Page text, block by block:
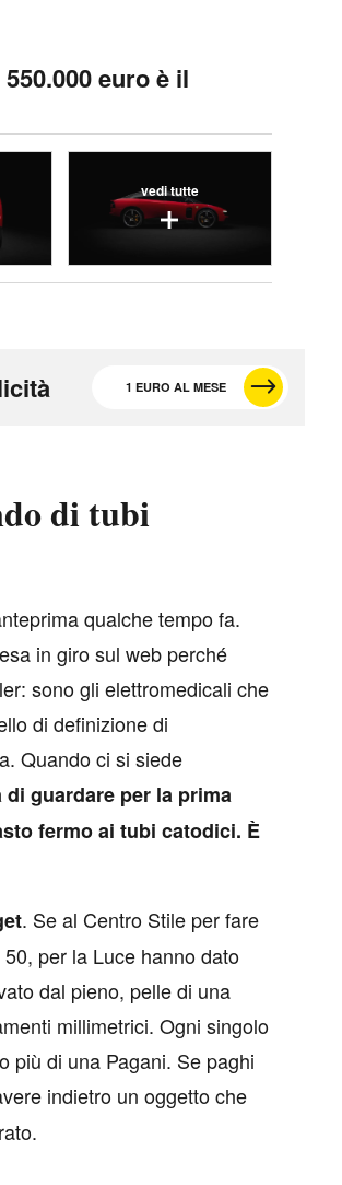
euro è il
vedi tutte
1 EURO AL MESE
di tubi
qualche tempo fa.
in giro sul web perché
sono gli elettromedicali che
di definizione di
Quando ci si siede
guardare per la prima
fermo ai tubi catodici. È
. Se al Centro Stile per fare
per la Luce hanno dato
dal pieno, pelle di una
millimetrici. Ogni singolo
più di una Pagani. Se paghi
indietro un oggetto che